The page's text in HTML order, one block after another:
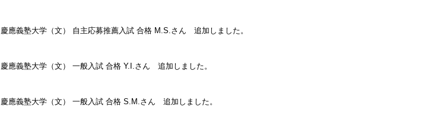
慶應義塾大学（文） 自主応募推薦入試 合格 M.S.さん 追加しました。
慶應義塾大学（文） 一般入試 合格 Y.I.さん 追加しました。
慶應義塾大学（文） 一般入試 合格 S.M.さん 追加しました。